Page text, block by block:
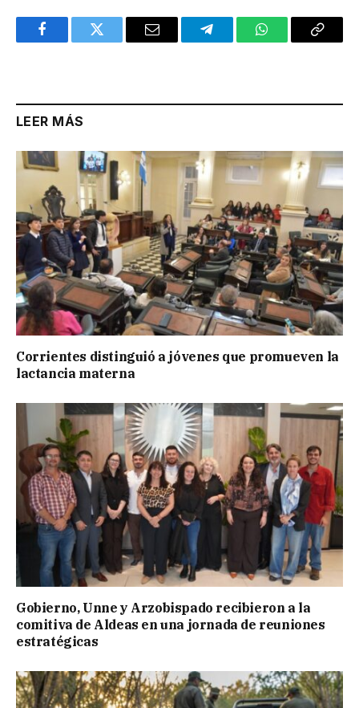
FacebookTwitter Email TelegramWhatsAppCopy
LEER MÁS
Corrientes distinguió a jóvenes que promueven la
lactancia materna
Gobierno, Unne y Arzobispado recibieron a la
comitiva de Aldeas en una jornada de reuniones
estratégicas